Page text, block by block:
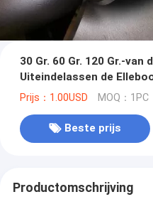
30 Gr. 60 Gr. 120 Gr.-
Uiteindelassen de
WPB
Prijs：1.00USD MOQ：1PC
Beste prijs
Productomschrijving